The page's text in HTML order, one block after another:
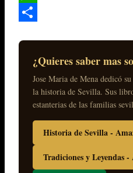
WhatsApp
¿Quieres saber mas
Jose Maria de Mena dedicó
la historia de Sevilla. Sus
estanterias de las familias
Historia de Sevilla -
Tradiciones y Leyendas -